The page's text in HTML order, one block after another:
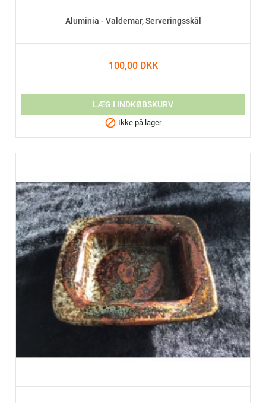
Aluminia - Valdemar, Serveringsskål
100,00 DKK
LÆG I INDKØBSKURV
 Ikke på lager